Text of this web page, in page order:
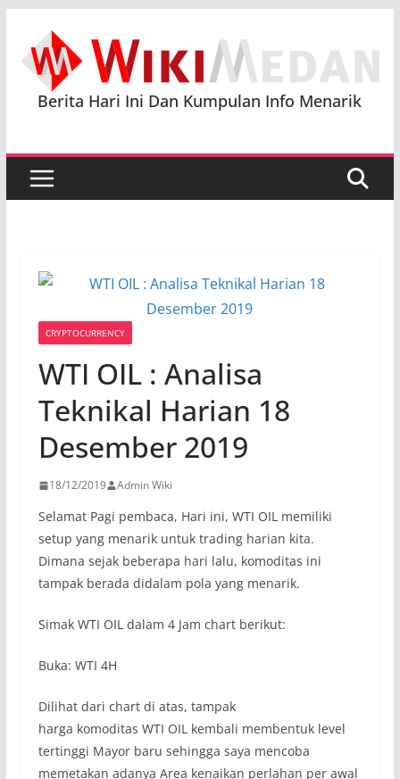
content
Berita Hari Ini Dan Kumpulan Info Menarik
CRYPTOCURRENCY
WTI OIL : Analisa
Teknikal Harian 18
Desember 2019
18/12/2019 Admin Wiki
Selamat Pagi pembaca, Hari ini, WTI OIL memiliki
setup yang menarik untuk trading harian kita.
Dimana sejak beberapa hari lalu, komoditas ini
tampak berada didalam pola yang menarik.
Simak WTI OIL dalam 4 Jam chart berikut:
Buka: WTI 4H
Dilihat dari chart di atas, tampak
harga komoditas WTI OIL kembali membentuk level
tertinggi Mayor baru sehingga saya mencoba
memetakan adanya Area kenaikan perlahan per awal